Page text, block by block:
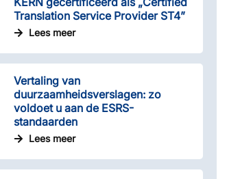
Translation Service Provider ST4”
Lees meer
Vertaling van
duurzaamheidsverslagen­: zo
voldoet u aan de ESRS-
standaarden
Lees meer